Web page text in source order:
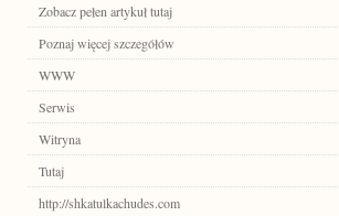
Zobacz pełen artykuł tutaj
Poznaj więcej szczegółów
WWW
Serwis
Witryna
Tutaj
http://shkatulkachudes.com